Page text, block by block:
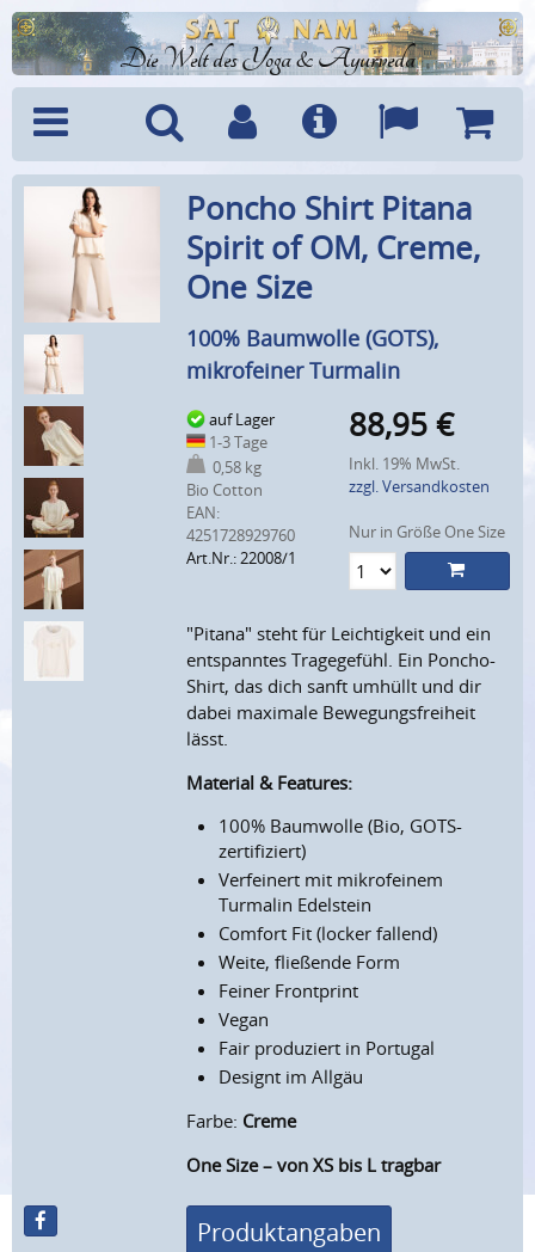
Die Welt des Yoga & Ayurveda
Menü SucheBenutzerkonto
Info Sprachen
Poncho Shirt Pitana
Spirit of OM, Creme,
One Size
100% Baumwolle (GOTS),
mikrofeiner Turmalin
auf Lager
1-3 Tage
0,58 kg
Bio Cotton
EAN:
4251728929760
Art.Nr.: 22008/1
88,95 €
Inkl. 19% MwSt.
zzgl. Versandkosten
Nur in Größe One Size
"Pitana" steht für Leichtigkeit und ein
entspanntes Tragegefühl. Ein Poncho-
Shirt, das dich sanft umhüllt und dir
dabei maximale Bewegungsfreiheit
lässt.
Material & Features:
100% Baumwolle (Bio, GOTS-
zertifiziert)
Verfeinert mit mikrofeinem
Turmalin Edelstein
Comfort Fit (locker fallend)
Weite, fließende Form
Feiner Frontprint
Vegan
Fair produziert in Portugal
Designt im Allgäu
Farbe: Creme
One Size – von XS bis L tragbar
Produktangaben